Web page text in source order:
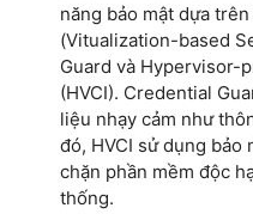
năng bảo mật dựa
(Vitualization-based
Guard và Hypervisor-
(HVCI). Credential
liệu nhạy cảm như
đó, HVCI sử dụng bảo
chặn phần mềm độc
thống.